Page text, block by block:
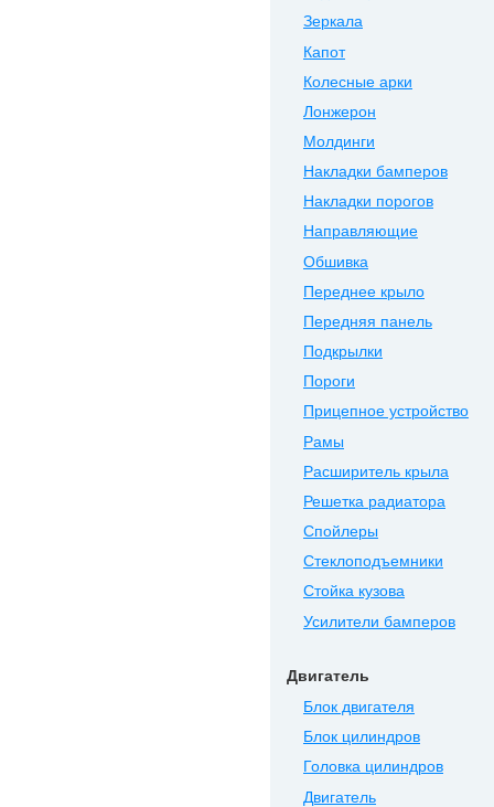
Зеркала
Капот
Колесные арки
Лонжерон
Молдинги
Накладки бамперов
Накладки порогов
Направляющие
Обшивка
Переднее крыло
Передняя панель
Подкрылки
Пороги
Прицепное устройство
Рамы
Расширитель крыла
Решетка радиатора
Спойлеры
Стеклоподъемники
Стойка кузова
Усилители бамперов
Двигатель
Блок двигателя
Блок цилиндров
Головка цилиндров
Двигатель